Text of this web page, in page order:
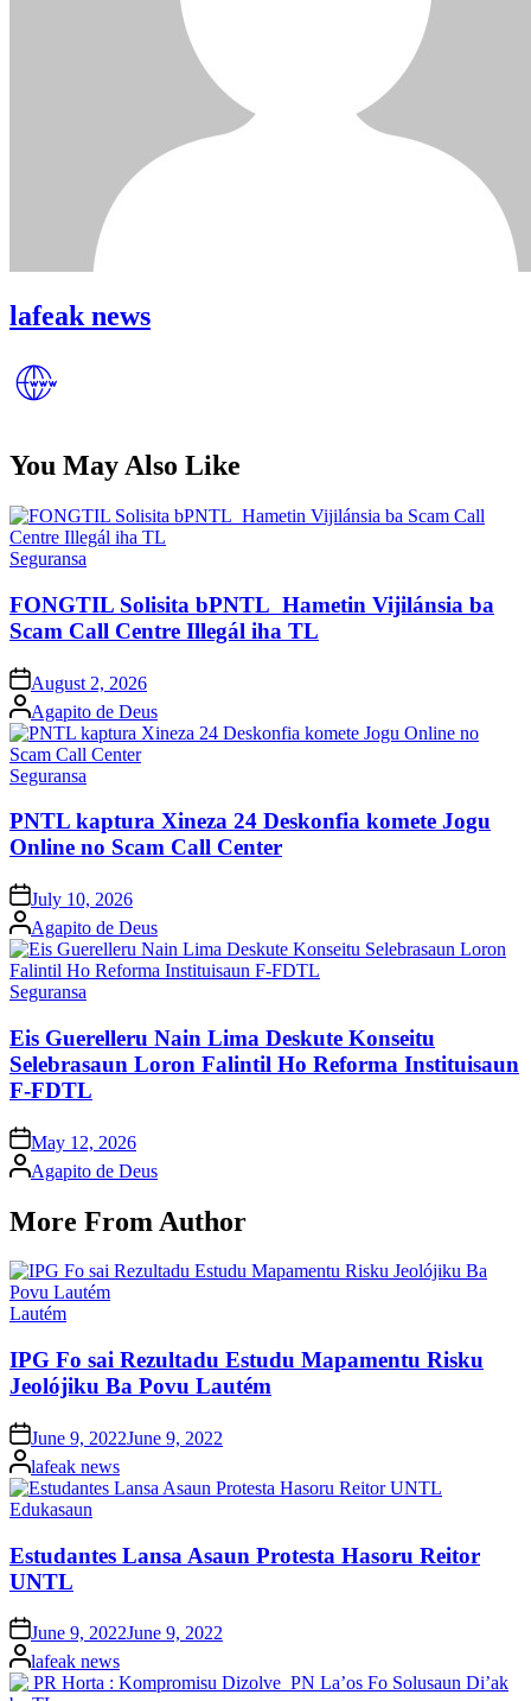
lafeak news
You May Also Like
Posted
Seguransa
FONGTIL Solisita bPNTL Hametin Vijilánsia ba
Scam Call Centre Illegál iha TL
Posted
on
August 2, 2026
Posted
by
Agapito de Deus
Posted
Seguransa
PNTL kaptura Xineza 24 Deskonfia komete Jogu
Online no Scam Call Center
Posted
on
July 10, 2026
Posted
by
Agapito de Deus
Posted
Seguransa
Eis Guerelleru Nain Lima Deskute Konseitu
Selebrasaun Loron Falintil Ho Reforma Instituisaun
F-FDTL
Posted
on
May 12, 2026
Posted
by
Agapito de Deus
More From Author
Posted
Lautém
IPG Fo sai Rezultadu Estudu Mapamentu Risku
Jeolójiku Ba Povu Lautém
Posted
on
June 9, 2022June 9, 2022
Posted
by
lafeak news
Posted
Edukasaun
Estudantes Lansa Asaun Protesta Hasoru Reitor
UNTL
Posted
on
June 9, 2022June 9, 2022
Posted
by
lafeak news